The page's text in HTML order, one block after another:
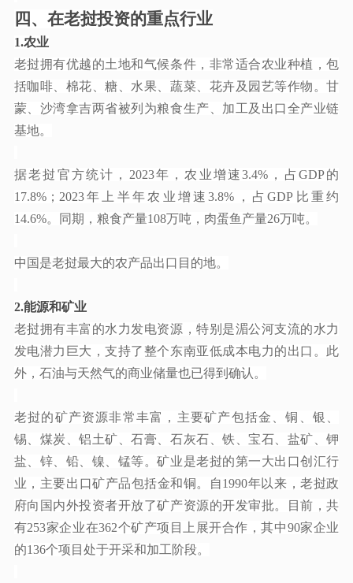
四、在老挝投资的重点行业
1.农业
老挝拥有优越的土地和气候条件，非常适合农业种植，包
括咖啡、棉花、糖、水果、蔬菜、花卉及园艺等作物。甘
蒙、沙湾拿吉两省被列为粮食生产、加工及出口全产业链
基地。
据老挝官方统计， 2023年，农业增速3.4%，占GDP的
17.8%；2023年上半年农业增速3.8%，占GDP比重约
14.6%。同期，粮食产量108万吨，肉蛋鱼产量26万吨。
中国是老挝最大的农产品出口目的地。
2.能源和矿业
老挝拥有丰富的水力发电资源，特别是湄公河支流的水力
发电潜力巨大，支持了整个东南亚低成本电力的出口。此
外，石油与天然气的商业储量也已得到确认。
老挝的矿产资源非常丰富，主要矿产包括金、铜、银、
锡、煤炭、铝土矿、石膏、石灰石、铁、宝石、盐矿、钾
盐、锌、铅、镍、锰等。矿业是老挝的第一大出口创汇行
业，主要出口矿产品包括金和铜。自1990年以来，老挝政
府向国内外投资者开放了矿产资源的开发审批。目前，共
有253家企业在362个矿产项目上展开合作，其中90家企业
的136个项目处于开采和加工阶段。